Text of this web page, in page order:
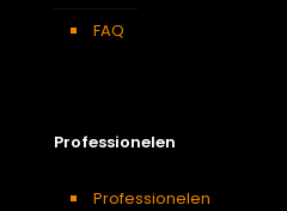
FAQ
Professionelen
Professionelen